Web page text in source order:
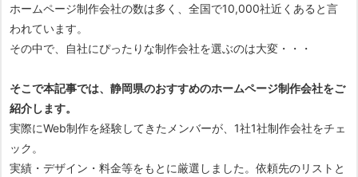
ホームページ制作会社の数は多く、全国で10,000社近くあると言
われています。
その中で、自社にぴったりな制作会社を選ぶのは大変・・・
そこで本記事では、静岡県のおすすめのホームページ制作会社をご
紹介します。
実際にWeb制作を経験してきたメンバーが、1社1社制作会社をチェ
ック。
実績・デザイン・料金等をもとに厳選しました。依頼先のリストと